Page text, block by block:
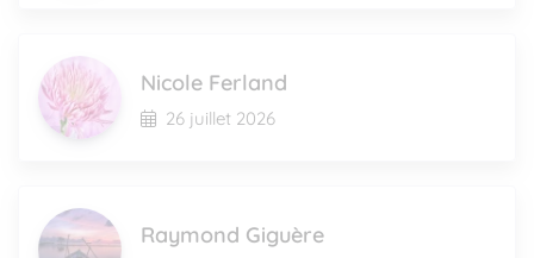
Nicole Ferland
26 juillet 2026
Raymond Giguère